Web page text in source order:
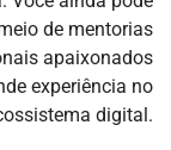
de mentorias
apaixonados
experiência no
digital.